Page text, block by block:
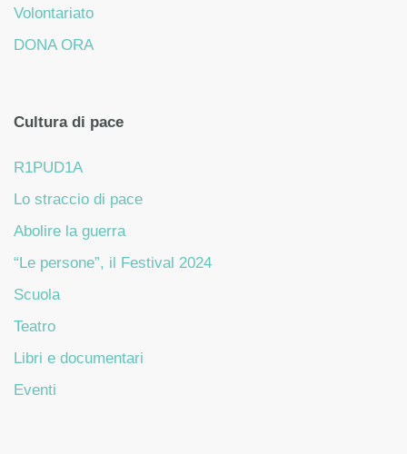
Volontariato
DONA ORA
Cultura di pace
R1PUD1A
Lo straccio di pace
Abolire la guerra
“Le persone”, il Festival 2024
Scuola
Teatro
Libri e documentari
Eventi